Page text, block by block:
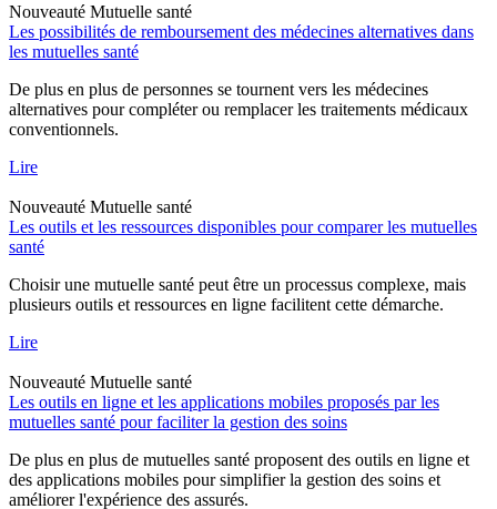
Nouveauté Mutuelle santé
Les possibilités de remboursement des médecines alternatives dans
les mutuelles santé
De plus en plus de personnes se tournent vers les médecines
alternatives pour compléter ou remplacer les traitements médicaux
conventionnels.
Lire
Nouveauté Mutuelle santé
Les outils et les ressources disponibles pour comparer les mutuelles
santé
Choisir une mutuelle santé peut être un processus complexe, mais
plusieurs outils et ressources en ligne facilitent cette démarche.
Lire
Nouveauté Mutuelle santé
Les outils en ligne et les applications mobiles proposés par les
mutuelles santé pour faciliter la gestion des soins
De plus en plus de mutuelles santé proposent des outils en ligne et
des applications mobiles pour simplifier la gestion des soins et
améliorer l'expérience des assurés.